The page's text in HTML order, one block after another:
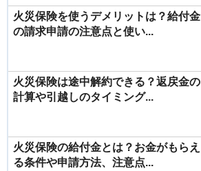
火災保険を使うデメリットは？給付金
の請求申請の注意点と使い...
火災保険は途中解約できる？返戻金の
計算や引越しのタイミング...
火災保険の給付金とは？お金がもらえ
る条件や申請方法、注意点...